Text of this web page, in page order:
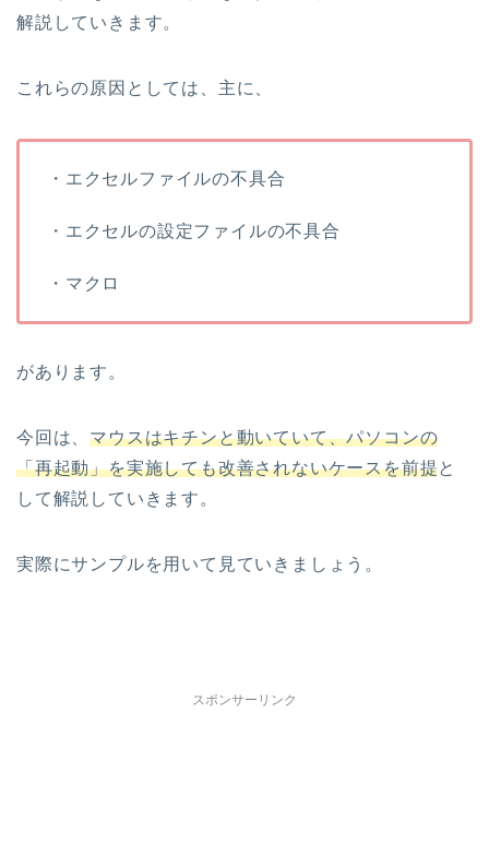
解説していきます。
これらの原因としては、主に、
・エクセルファイルの不具合
・エクセルの設定ファイルの不具合
・マクロ
があります。
今回は、マウスはキチンと動いていて、パソコンの
「再起動」を実施しても改善されないケースを前提と
して解説していきます。
実際にサンプルを用いて見ていきましょう。
スポンサーリンク